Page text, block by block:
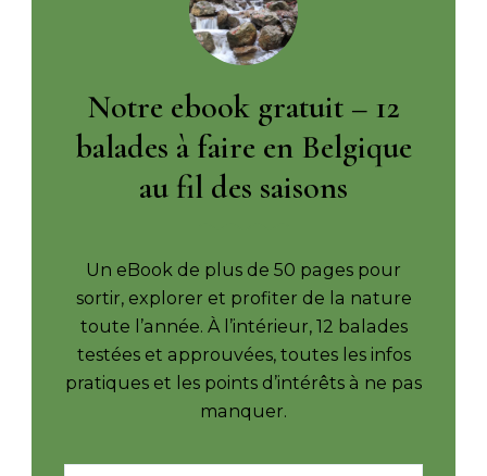
Notre ebook gratuit – 12
balades à faire en Belgique
au fil des saisons
Un eBook de plus de 50 pages pour
sortir, explorer et profiter de la nature
toute l’année. À l’intérieur, 12 balades
testées et approuvées, toutes les infos
pratiques et les points d’intérêts à ne pas
manquer.